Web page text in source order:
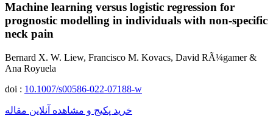
Machine learning versus logistic regression for
prognostic modelling in individuals with non-specific
neck pain
Bernard X. W. Liew, Francisco M. Kovacs, David RÃ¼gamer &
Ana Royuela
doi : 10.1007/s00586-022-07188-w
خرید پکیج و مشاهده آنلاین مقاله